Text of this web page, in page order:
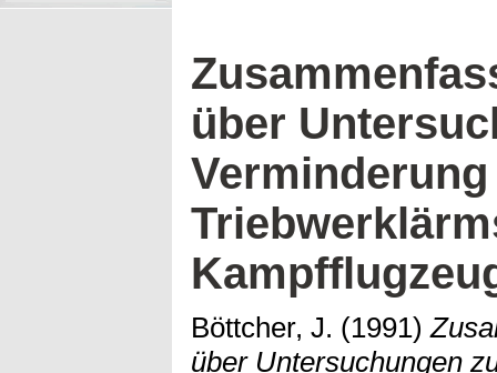
über
Böttcher, J. (1991)
über Untersuchungen